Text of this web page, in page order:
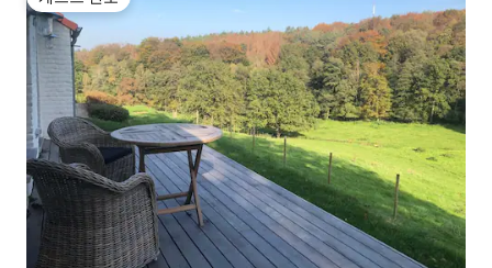
게스트 선호